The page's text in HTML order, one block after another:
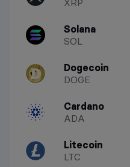
XRP
Solana
SOL
Dogecoin
DOGE
Cardano
ADA
Litecoin
LTC